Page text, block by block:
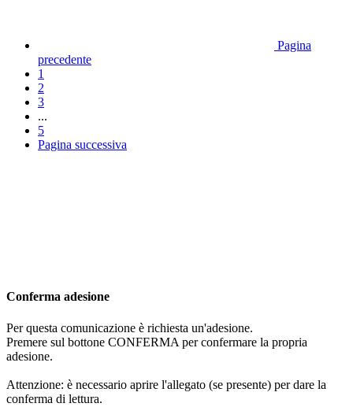
Pagina
precedente
1
2
3
...
5
Pagina successiva
Conferma adesione
Per questa comunicazione è richiesta un'adesione.
Premere sul bottone CONFERMA per confermare la propria
adesione.
Attenzione: è necessario aprire l'allegato (se presente) per dare la
conferma di lettura.